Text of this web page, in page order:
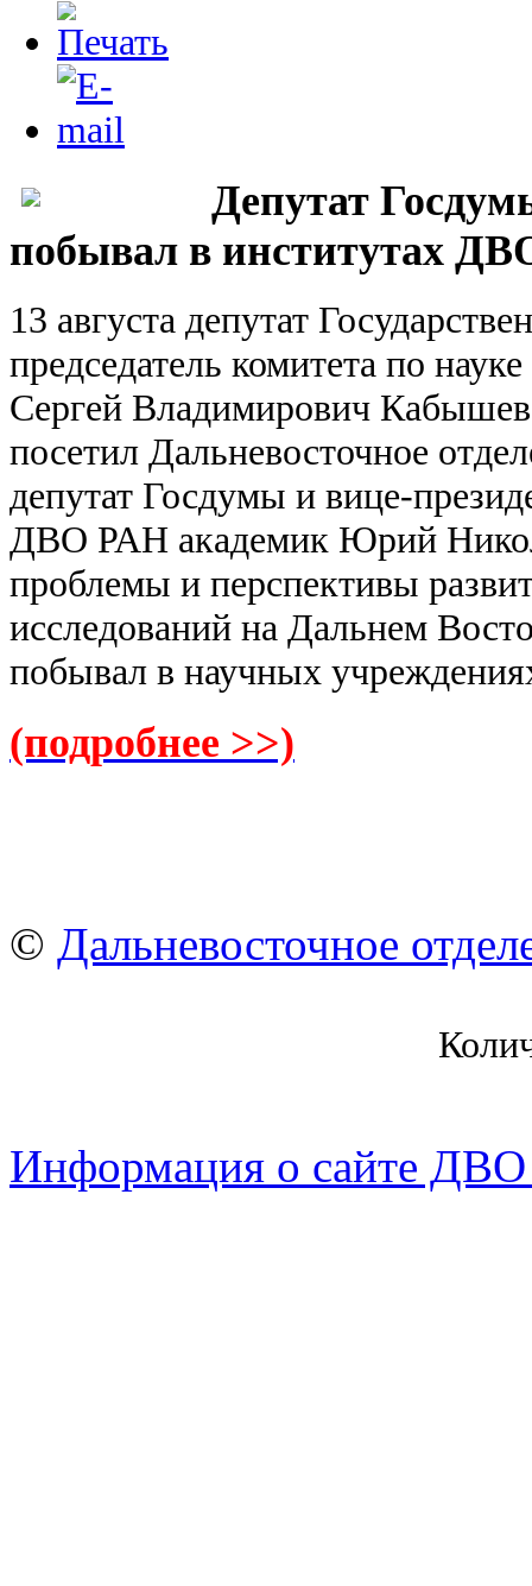
Депутат
побывал в институтах
13 августа депутат
председатель комитета по
Сергей Владимирович
посетил Дальневосточное
депутат Госдумы и вице-
ДВО РАН академик Юрий
проблемы и перспективы
исследований на Дальнем
побывал в научных
(подробнее >>)
© Дальневосточное
Информация о сайте